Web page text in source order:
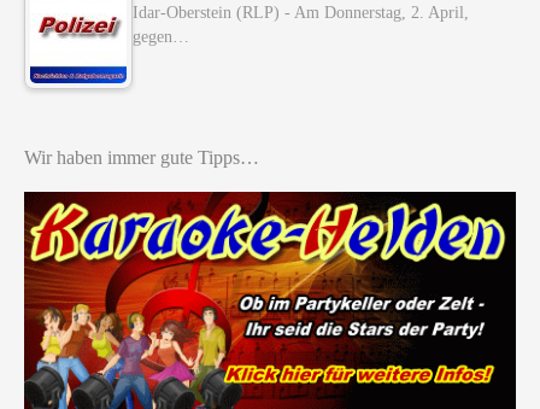
Idar-Oberstein (RLP) - Am Donnerstag, 2. April,
gegen…
Wir haben immer gute Tipps…